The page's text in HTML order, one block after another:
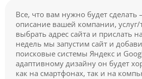
Все, что вам нужно будет сделать
описание вашей компании, услуг/
выбрать адрес сайта и прислать
недель мы запустим сайт и
поисковые системы Яндекс и
адаптивному дизайну он будет
как на смартфонах, так и на